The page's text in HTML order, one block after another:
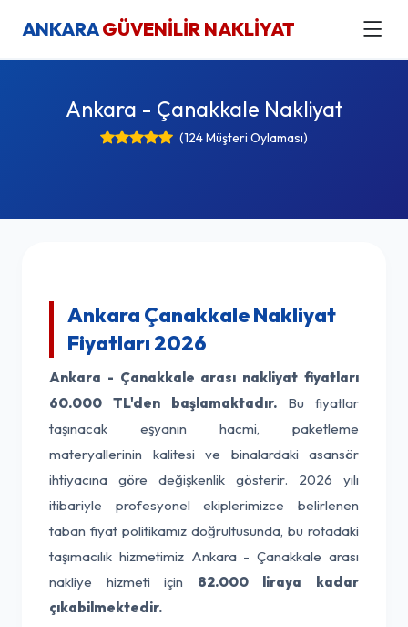
ANKARAGÜVENİLİR NAKLİYAT
Ankara - Çanakkale Nakliyat
(124 Müşteri Oylaması)
Ankara Çanakkale Nakliyat
Fiyatları 2026
Ankara - Çanakkale arası nakliyat fiyatları
60.000 TL'den başlamaktadır. Bu fiyatlar
taşınacak eşyanın hacmi, paketleme
materyallerinin kalitesi ve binalardaki asansör
ihtiyacına göre değişkenlik gösterir. 2026 yılı
itibariyle profesyonel ekiplerimizce belirlenen
taban fiyat politikamız doğrultusunda, bu rotadaki
taşımacılık hizmetimiz Ankara - Çanakkale arası
nakliye hizmeti için 82.000 liraya kadar
çıkabilmektedir.